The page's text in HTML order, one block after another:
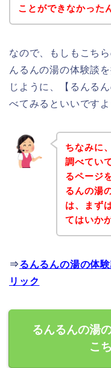
ことができなかった
なので、もしもこち
んるんの湯の体験談
じように、【るんる
べてみるといいですよ
ちなみに
調べてい
るページ
るんの湯
は、まず
てはいか
⇒るんるんの湯の体
リック
るんるんの湯
こ